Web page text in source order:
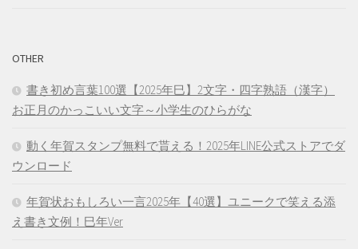
OTHER
書き初め言葉100選【2025年巳】2文字・四字熟語（漢字）
お正月のかっこいい文字～小学生のひらがな
動く年賀スタンプ無料で貰える！2025年LINE公式ストアでダ
ウンロード
年賀状おもしろい一言2025年【40選】ユニークで笑える添
え書き文例！巳年Ver